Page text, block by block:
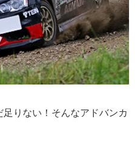
りない！そんなアドバンカ